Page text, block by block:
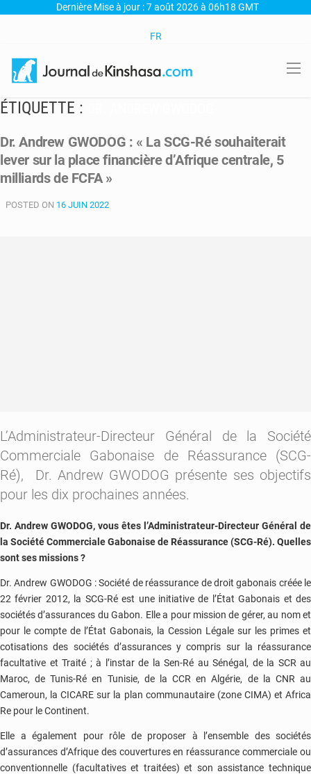
Dernière Mise à jour : 7 août 2026 à 06h18 GMT
FR
ÉTIQUETTE :
Dr. Andrew GWODOG : « La SCG-Ré souhaiterait
lever sur la place financière d’Afrique centrale, 5
milliards de FCFA »
POSTED ON 16 JUIN 2022
L’Administrateur-Directeur Général de la Société
Commerciale Gabonaise de Réassurance (SCG-
Ré), Dr. Andrew GWODOG présente ses objectifs
pour les dix prochaines années.
Dr. Andrew GWODOG, vous êtes l’Administrateur-Directeur Général de
la Société Commerciale Gabonaise de Réassurance (SCG-Ré). Quelles
sont ses missions ?
Dr. Andrew GWODOG : Société de réassurance de droit gabonais créée le
22 février 2012, la SCG-Ré est une initiative de l’État Gabonais et des
sociétés d’assurances du Gabon. Elle a pour mission de gérer, au nom et
pour le compte de l’État Gabonais, la Cession Légale sur les primes et
cotisations des sociétés d’assurances y compris sur la réassurance
facultative et Traité ; à l’instar de la Sen-Ré au Sénégal, de la SCR au
Maroc, de Tunis-Ré en Tunisie, de la CCR en Algérie, de la CNR au
Cameroun, la CICARE sur la plan communautaire (zone CIMA) et Africa
Re pour le Continent.
Elle a également pour rôle de proposer à l’ensemble des sociétés
d’assurances d’Afrique des couvertures en réassurance commerciale ou
conventionnelle (facultatives et traitées) et son assistance technique